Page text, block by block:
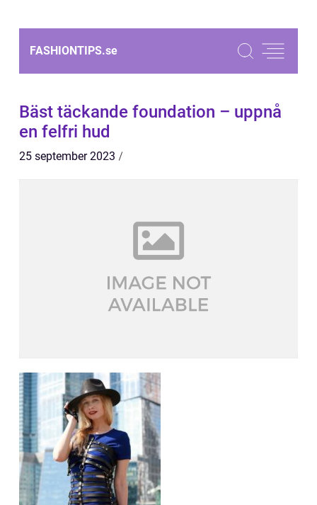
FASHIONTIPS.se
Bäst täckande foundation – uppnå
en felfri hud
25 september 2023